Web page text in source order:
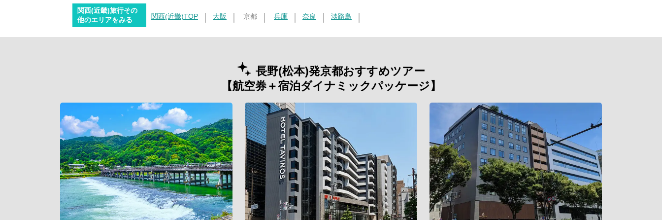
関西(近畿)旅行その
他のエリアをみる
関西(近畿)TOP 大阪 京都 兵庫 奈良 淡路島
長野(松本)発京都おすすめツアー
【航空券＋宿泊ダイナミックパッケージ】